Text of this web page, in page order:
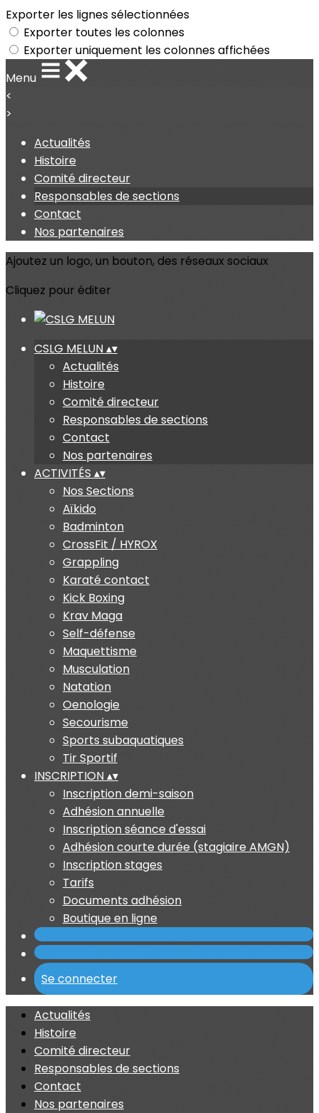
Exporter les lignes sélectionnées
Exporter toutes les colonnes
Exporter uniquement les colonnes affichées
Menu
<
>
Actualités
Histoire
Comité directeur
Responsables de sections
Contact
Nos partenaires
Ajoutez un logo, un bouton, des réseaux sociaux
Cliquez pour éditer
CSLG MELUN▴▾
Actualités
Histoire
Comité directeur
Responsables de sections
Contact
Nos partenaires
ACTIVITÉS ▴▾
Nos Sections
Aïkido
Badminton
CrossFit / HYROX
Grappling
Karaté contact
Kick Boxing
Krav Maga
Self-défense
Maquettisme
Musculation
Natation
Oenologie
Secourisme
Sports subaquatiques
Tir Sportif
INSCRIPTION▴▾
Inscription demi-saison
Adhésion annuelle
Inscription séance d'essai
Adhésion courte durée (stagiaire AMGN)
Inscription stages
Tarifs
Documents adhésion
Boutique en ligne
Se connecter
Actualités
Histoire
Comité directeur
Responsables de sections
Contact
Nos partenaires